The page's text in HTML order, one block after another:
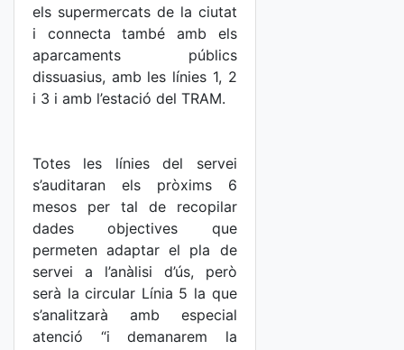
els supermercats de la ciutat
i connecta també amb els
aparcaments públics
dissuasius, amb les línies 1, 2
i 3 i amb l’estació del TRAM.
Totes les línies del servei
s’auditaran els pròxims 6
mesos per tal de recopilar
dades objectives que
permeten adaptar el pla de
servei a l’anàlisi d’ús, però
serà la circular Línia 5 la que
s’analitzarà amb especial
atenció “i demanarem la